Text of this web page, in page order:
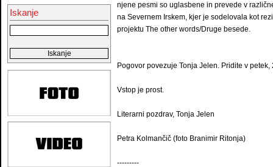
Iskanje
njene pesmi so uglasbene in prevede v
na Severnem Irskem, kjer je sodelovala kot
projektu The other words/Druge besede.
Pogovor povezuje Tonja Jelen. Pridite v
Vstop je prost.
Literarni pozdrav, Tonja Jelen
Petra Kolmančič (foto Branimir Ritonja)
---------